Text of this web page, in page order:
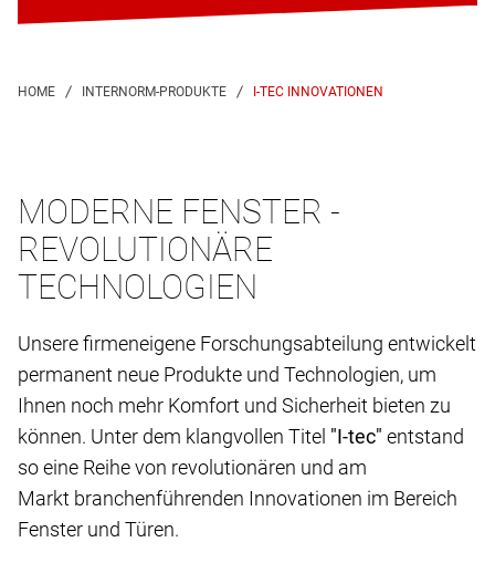
I-TEC INNOVATIONEN
MODERNE FENSTER -
REVOLUTIONÄRE
TECHNOLOGIEN
Unsere firmeneigene Forschungsabteilung entwickelt
permanent neue Produkte und Technologien, um
Ihnen noch mehr Komfort und Sicherheit bieten zu
können. Unter dem klangvollen Titel "I-tec" entstand
so eine Reihe von revolutionären und am
Markt branchenführenden Innovationen im Bereich
Fenster und Türen.